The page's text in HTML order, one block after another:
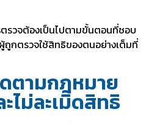
รวจต้องเป็นไปตามขั้นตอนที่ชอบ
ถูกตรวจใช้สิทธิของตนอย่างเต็มที่
ตามกฎหมาย
ไม่ละเมิดสิทธิ